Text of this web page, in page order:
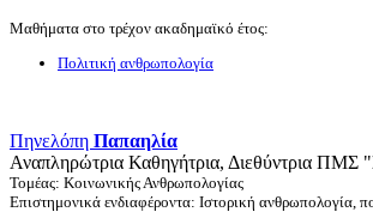
Μαθήματα στο τρέχον ακαδημαϊκό έτος:
Πολιτική ανθρωπολογία
Πηνελόπη Παπαηλία
Αναπληρώτρια Καθηγήτρια, Διεθύντρια ΠΜΣ
Τομέας: Κοινωνικής Ανθρωπολογίας
Επιστημονικά ενδιαφέροντα: Ιστορική ανθρωπολογία,